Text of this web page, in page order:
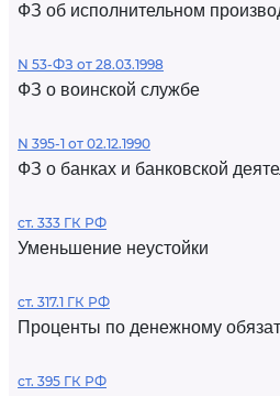
ФЗ об исполнительном
N 53-ФЗ от 28.03.1998
ФЗ о воинской службе
N 395-1 от 02.12.1990
ФЗ о банках и банковской
ст. 333 ГК РФ
Уменьшение неустойки
ст. 317.1 ГК РФ
Проценты по денежному
ст. 395 ГК РФ